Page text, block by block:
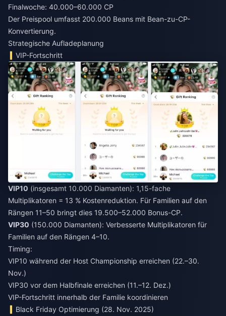
Finalwoche: 40.000–60.000 CP
Der Preispool umfasst 200.000 Beans mit Bean-zu-CP-
Konvertierung.
Strategische Aufladeplanung
VIP-Fortschritt
VIP10 (insgesamt 10.000 Diamanten): 1,15-fache
Multiplikatoren = 13 % Kostenreduktion. Für Familien auf den
Rängen 11–50 bringt dies 19.500–52.000 Bonus-CP.
VIP30 (150.000 Diamanten): Verbesserte Multiplikatoren für
Familien auf den Rängen 4–10.
Timing:
VIP10 während der Host Championship erreichen (22.–30.
Nov.)
VIP30 vor dem Halbfinale erreichen (11.–12. Dez.)
VIP-Fortschritt innerhalb der Familie koordinieren
Black Friday Optimierung (28. Nov. 2025)